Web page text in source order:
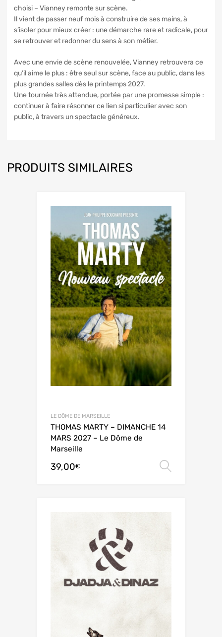
choisi – Vianney remonte sur scène.
Il vient de passer neuf mois à construire de ses mains, à
s’isoler pour mieux créer : une démarche rare et radicale, pour
se retrouver et redonner du sens à son métier.
Avec une envie de scène renouvelée, Vianney retrouvera ce
qu’il aime le plus : être seul sur scène, face au public, dans les
plus grandes salles dès le printemps 2027.
Une tournée très attendue, portée par une promesse simple :
continuer à faire résonner ce lien si particulier avec son
public, à travers un spectacle généreux.
PRODUITS SIMILAIRES
LE DÔME DE MARSEILLE
THOMAS MARTY – DIMANCHE 14
MARS 2027 – Le Dôme de
Marseille
39,00€